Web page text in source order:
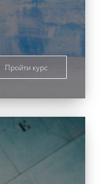
Пройти курс